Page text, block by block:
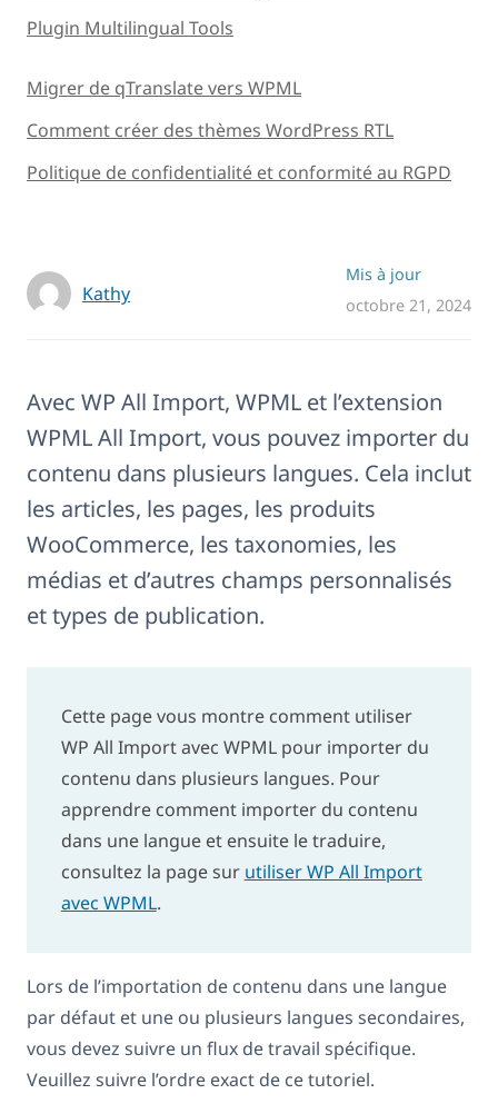
Kathy
Mis à jour
octobre 21, 2024
Avec WP All Import, WPML et l’extension
WPML All Import, vous pouvez importer du
contenu dans plusieurs langues. Cela inclut
les articles, les pages, les produits
WooCommerce, les taxonomies, les
médias et d’autres champs personnalisés
et types de publication.
Cette page vous montre comment utiliser
WP All Import avec WPML pour importer du
contenu dans plusieurs langues. Pour
apprendre comment importer du contenu
dans une langue et ensuite le traduire,
consultez la page sur utiliser WP All Import
avec WPML.
Lors de l’importation de contenu dans une langue
par défaut et une ou plusieurs langues secondaires,
vous devez suivre un flux de travail spécifique.
Veuillez suivre l’ordre exact de ce tutoriel.
Plugin Multilingual Tools
Migrer de qTranslate vers WPML
Comment créer des thèmes WordPress RTL
Politique de confidentialité et conformité au RGPD